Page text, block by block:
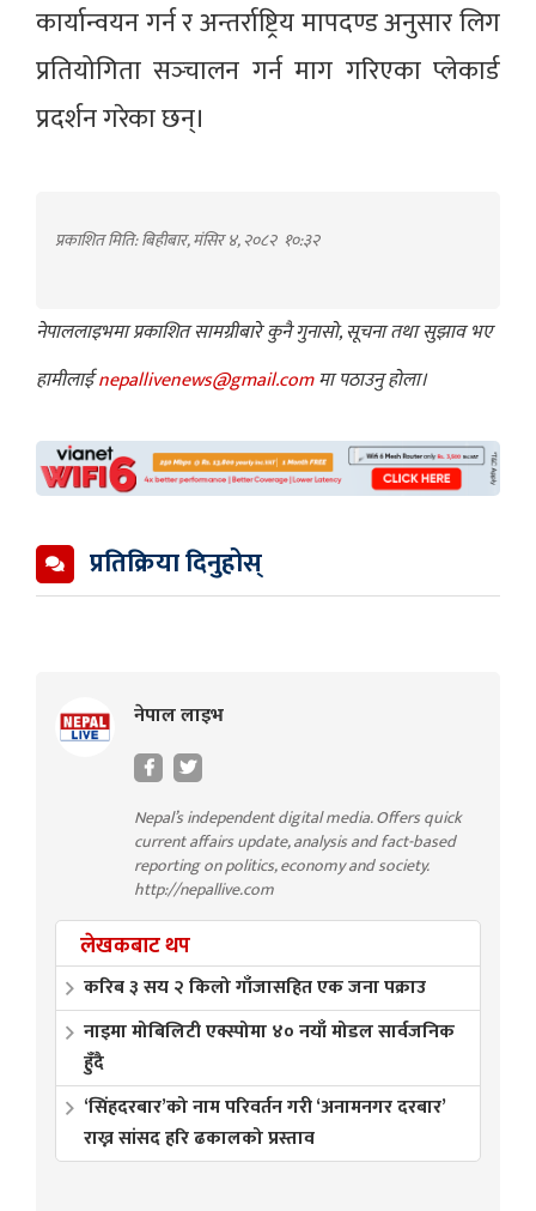
कार्यान्वयन गर्न र अन्तर्राष्ट्रिय मापदण्ड अनुसार लिग
प्रतियोगिता सञ्‍चालन गर्न माग गरिएका प्लेकार्ड
प्रदर्शन गरेका छन्।
प्रकाशित मिति: बिहीबार, मंसिर ४, २०८२ १०:३२
नेपाललाइभमा प्रकाशित सामग्रीबारे कुनै गुनासो, सूचना तथा सुझाव भए
हामीलाईnepallivenews@gmail.comमा पठाउनु होला।
प्रतिक्रिया दिनुहोस्
नेपाल लाइभ
Nepal’s independent digital media. Offers quick
current affairs update, analysis and fact-based
reporting on politics, economy and society.
http://nepallive.com
लेखकबाट थप
करिब ३ सय २ किलो गाँजासहित एक जना पक्राउ
नाइमा मोबिलिटी एक्स्पोमा ४० नयाँ मोडल सार्वजनिक
हुँदै
‘सिंहदरबार’को नाम परिवर्तन गरी ‘अनामनगर दरबार’
राख्न सांसद हरि ढकालको प्रस्ताव